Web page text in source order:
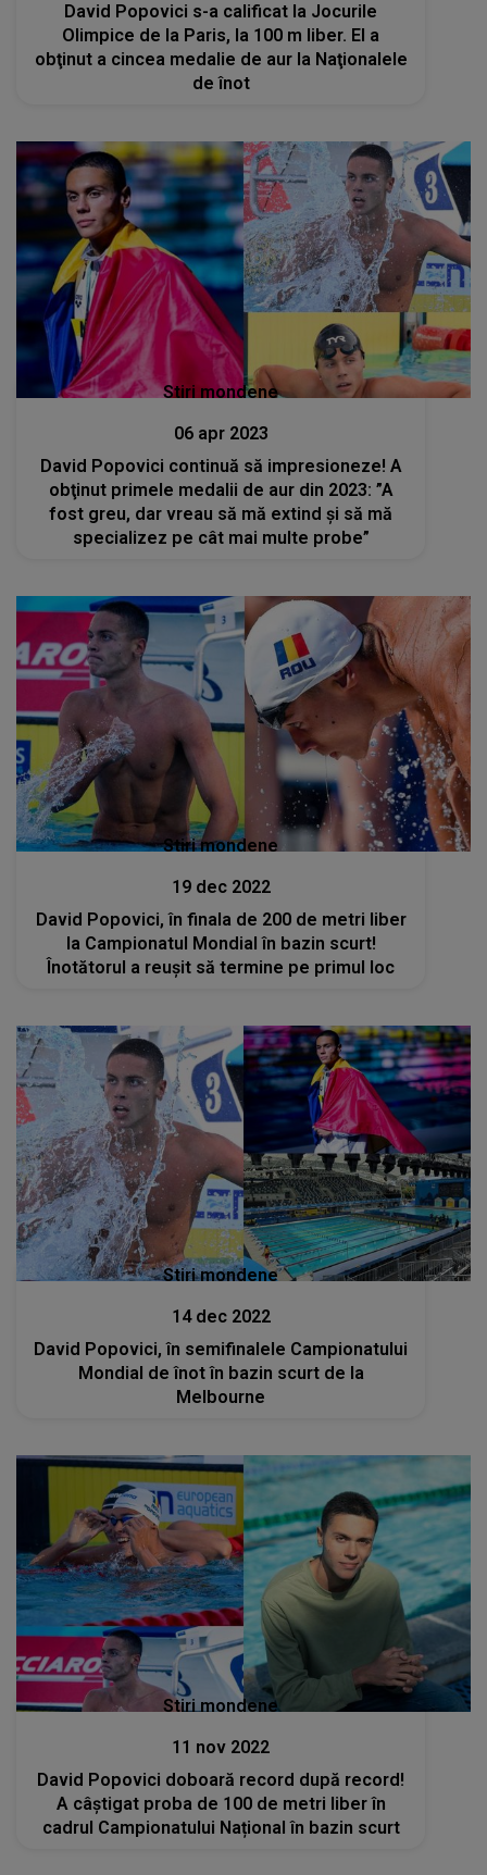
David Popovici s-a calificat la Jocurile
Olimpice de la Paris, la 100 m liber. El a
obţinut a cincea medalie de aur la Naţionalele
de înot
Stiri mondene
06 apr 2023
David Popovici continuă să impresioneze! A
obţinut primele medalii de aur din 2023: ”A
fost greu, dar vreau să mă extind și să mă
specializez pe cât mai multe probe”
Stiri mondene
19 dec 2022
David Popovici, în finala de 200 de metri liber
la Campionatul Mondial în bazin scurt!
Înotătorul a reușit să termine pe primul loc
Stiri mondene
14 dec 2022
David Popovici, în semifinalele Campionatului
Mondial de înot în bazin scurt de la
Melbourne
Stiri mondene
11 nov 2022
David Popovici doboară record după record!
A câștigat proba de 100 de metri liber în
cadrul Campionatului Național în bazin scurt